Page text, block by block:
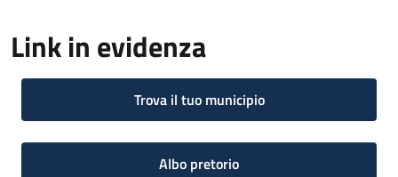
Link in evidenza
Trova il tuo municipio
Albo pretorio